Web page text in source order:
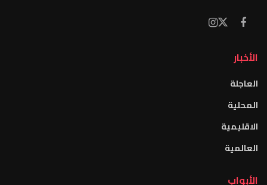
الأخبار
العاجلة
المحلية
الاقليمية
العالمية
الأبواب